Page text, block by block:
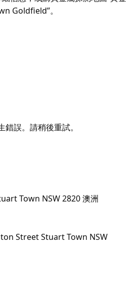
Goldfield”。
區並參觀許多古老的礦井。
中發揮的強大而重要作用。
Town Goldfield”。
誤。請稍後重試。
Town NSW 2820 澳洲